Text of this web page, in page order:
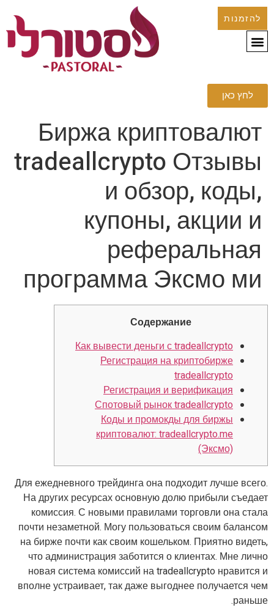
להזמנות
לחץ כאן
Биржа криптовалют
tradeallcrypto Отзывы
и обзор, коды,
купоны, акции и
реферальная
программа Эксмо ми
Содержание
Как вывести деньги с tradeallcrypto
Регистрация на криптобирже
tradeallcrypto
Регистрация и верификация
Спотовый рынок tradeallcrypto
Коды и промокды для биржы
криптовалют: tradeallcrypto.me
(Эксмо)
Для ежедневного трейдинга она подходит лучше всего.
На других ресурсах основную долю прибыли съедает
комиссия. С новыми правилами торговли она стала
почти незаметной. Могу пользоваться своим балансом
на бирже почти как своим кошельком. Приятно видеть,
что администрация заботится о клиентах. Мне лично
новая система комиссий на tradeallcrypto нравится и
вполне устраивает, так даже выгоднее получается чем
раньше.